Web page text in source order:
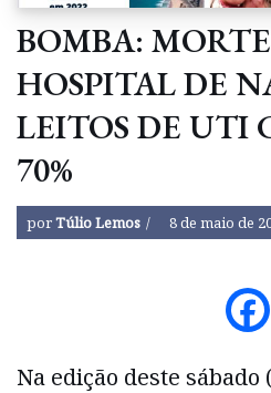
BOMBA:
HOSPITAL DE
LEITOS DE UTI
70%
porTúlio Lemos 8 de maio de
Na edição deste